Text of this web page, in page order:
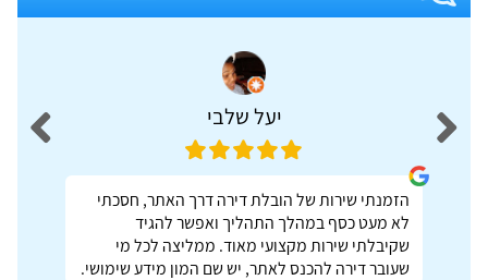
יעל שלבי
הזמנתי שירות של הובלת דירה דרך האתר, חסכתי
לא מעט כסף במהלך התהליך ואפשר להגיד
שקיבלתי שירות מקצועי מאוד. ממליצה לכל מי
שעובר דירה להכנס לאתר, יש שם המון מידע שימושי.